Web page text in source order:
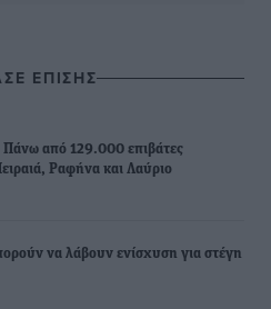
ΕΠΙΣΗΣ
Πάνω από 129.000 επιβάτες
Ραφήνα και Λαύριο
να λάβουν ενίσχυση για στέγη